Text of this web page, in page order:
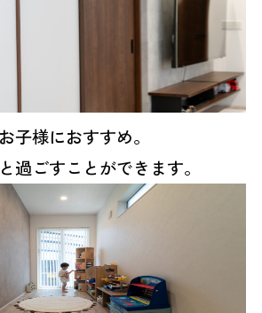
子様におすすめ。
過ごすことができます。